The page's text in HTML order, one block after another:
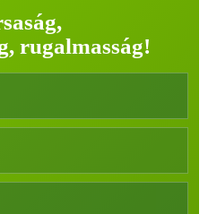
Ponyvás kisteherautó
bérlés
Kisáruszállító bérlés
Hűtőautó bérlés
rugalmasság!